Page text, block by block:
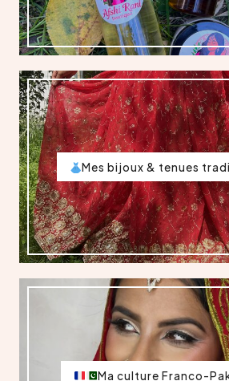
Mes bijoux & tenues
Ma culture Franco-